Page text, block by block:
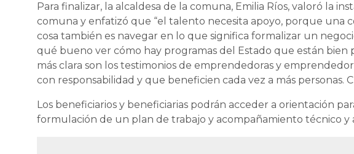
Para finalizar, la alcaldesa de la comuna, Emilia Ríos, valoró la
comuna y enfatizó que “el talento necesita apoyo, porque una
cosa también es navegar en lo que significa formalizar un
qué bueno ver cómo hay programas del Estado que están
más clara son los testimonios de emprendedoras y
con responsabilidad y que beneficien cada vez a más personas.
Los beneficiarios y beneficiarias podrán acceder a orientación
formulación de un plan de trabajo y acompañamiento técnico